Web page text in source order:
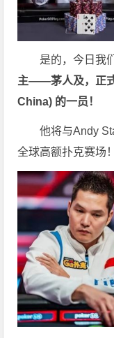
是的，今日我
主——茅人及，正
China) 的一员！
他将与Andy
全球高额扑克赛场！